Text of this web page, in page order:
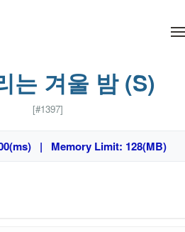
는 겨울 밤 (S)
[#1397]
| Memory Limit: 128(MB)